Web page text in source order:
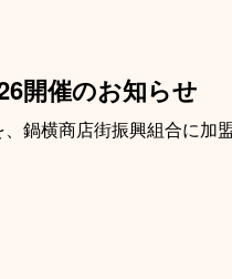
開催のお知らせ
鍋横商店街振興組合に加